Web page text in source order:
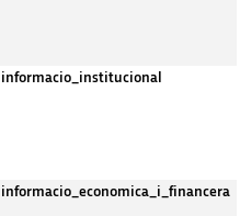
informacio_institucional
informacio_economica_i_financera